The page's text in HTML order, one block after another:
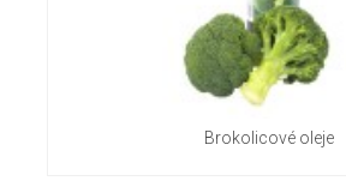
Brokolicové oleje